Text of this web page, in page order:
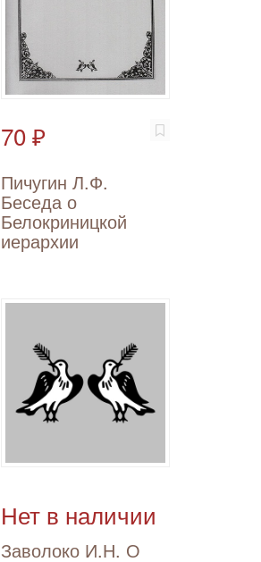
70 ₽
Пичугин Л.Ф.
Беседа о
Белокриницкой
иерархии
Нет в наличии
Заволоко И.Н. О